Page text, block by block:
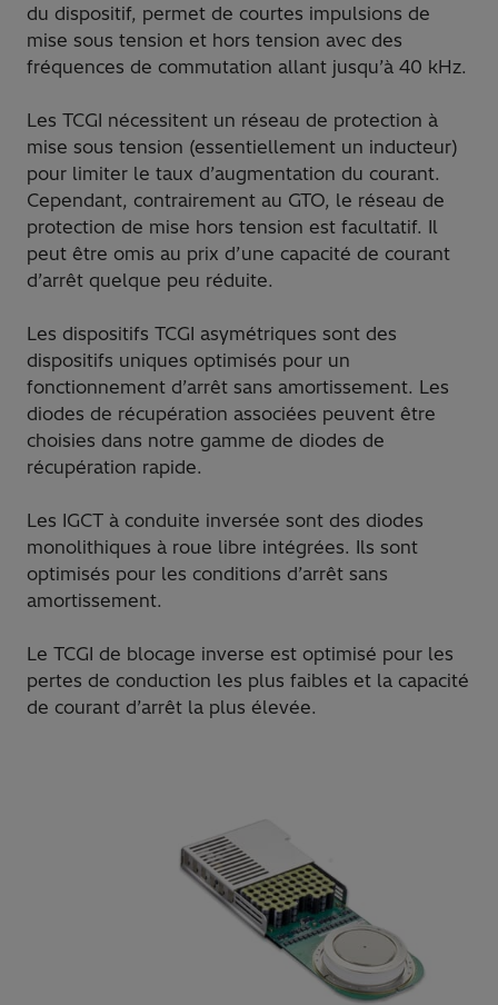
du dispositif, permet de courtes impulsions de
mise sous tension et hors tension avec des
fréquences de commutation allant jusqu’à 40 kHz.
Les TCGI nécessitent un réseau de protection à
mise sous tension (essentiellement un inducteur)
pour limiter le taux d’augmentation du courant.
Cependant, contrairement au GTO, le réseau de
protection de mise hors tension est facultatif. Il
peut être omis au prix d’une capacité de courant
d’arrêt quelque peu réduite.
Les dispositifs TCGI asymétriques sont des
dispositifs uniques optimisés pour un
fonctionnement d’arrêt sans amortissement. Les
diodes de récupération associées peuvent être
choisies dans notre gamme de diodes de
récupération rapide.
Les IGCT à conduite inversée sont des diodes
monolithiques à roue libre intégrées. Ils sont
optimisés pour les conditions d’arrêt sans
amortissement.
Le TCGI de blocage inverse est optimisé pour les
pertes de conduction les plus faibles et la capacité
de courant d’arrêt la plus élevée.